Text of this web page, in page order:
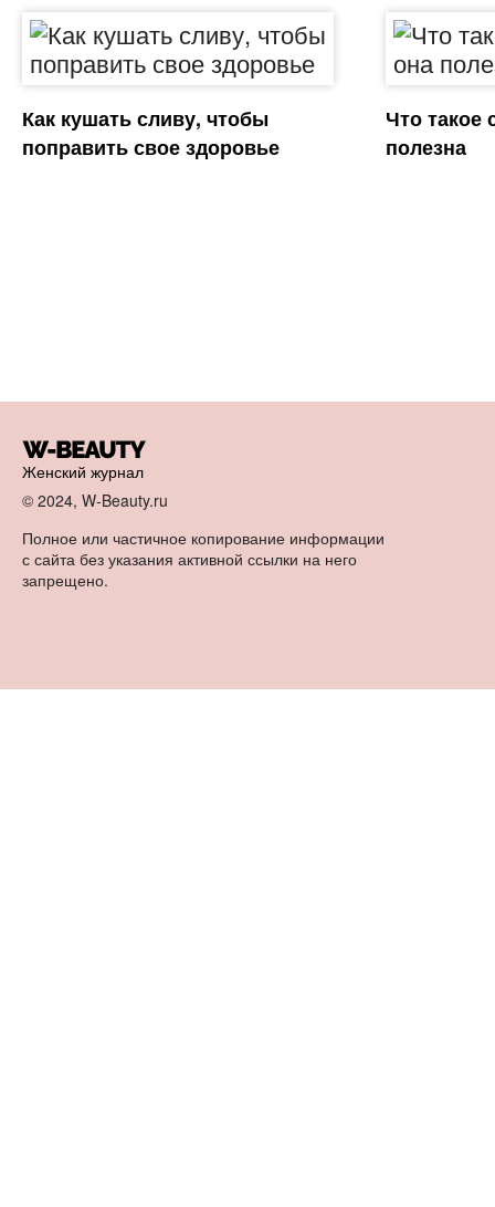
Как кушать сливу, чтобы
поправить свое здоровье
Что такое
полезна
Женский журнал
© 2024, W-Beauty.ru
Полное или частичное копирование информации
с сайта без указания активной ссылки на него
запрещено.